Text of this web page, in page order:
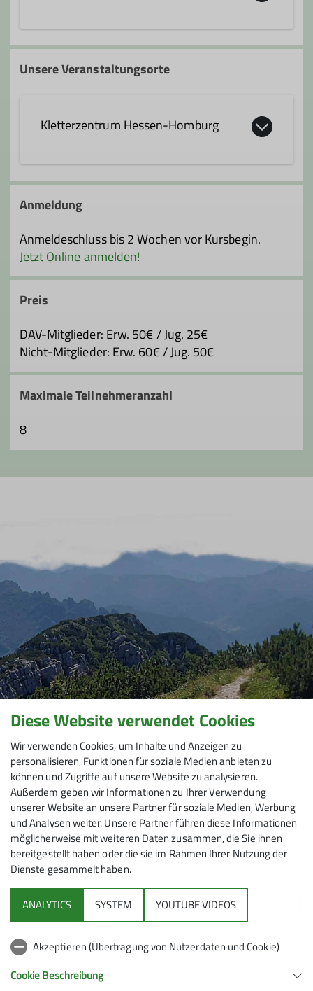
Qualifikationen
Trainer*in C Sportklettern Breitensport
petra.brill@dav-hanau.de
Unsere Veranstaltungsorte
Kletterzentrum Hessen-Homburg
Curt-Möbius-Straße 1
63452 Hanau
Anmeldung
Anmeldeschluss bis 2 Wochen vor Kursbegin.
Jetzt Online anmelden!
Preis
DAV-Mitglieder: Erw. 50€ / Jug. 25€
Nicht-Mitglieder: Erw. 60€ / Jug. 50€
Maximale Teilnehmeranzahl
8
Mitmachen
Klettern
Service
Diese Website verwendet Cookies
Wir verwenden Cookies, um Inhalte und Anzeigen zu
personalisieren, Funktionen für soziale Medien anbieten zu
können und Zugriffe auf unsere Website zu analysieren.
Außerdem geben wir Informationen zu Ihrer Verwendung
unserer Website an unsere Partner für soziale Medien, Werbung
und Analysen weiter. Unsere Partner führen diese Informationen
möglicherweise mit weiteren Daten zusammen, die Sie ihnen
bereitgestellt haben oder die sie im Rahmen Ihrer Nutzung der
Dienste gesammelt haben.
ANALYTICS SYSTEM YOUTUBE VIDEOS
Akzeptieren (Übertragung von Nutzerdaten und Cookie)
Cookie Beschreibung